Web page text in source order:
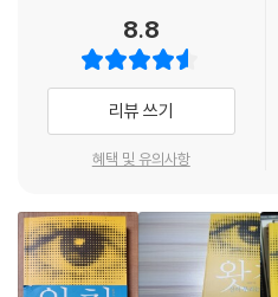
8.8
리뷰 쓰기
혜택 및 유의사항